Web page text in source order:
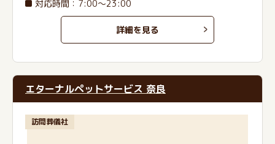
対応時間：7:00～23:00
詳細を見る
エターナルペットサービス 奈良
訪問葬儀社